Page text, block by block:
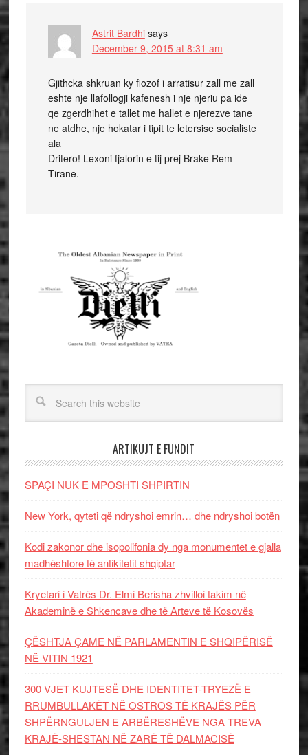
Astrit Bardhi says
December 9, 2015 at 8:31 am
Gjithcka shkruan ky fiozof i arratisur zall me zall
eshte nje llafollogji kafenesh i nje njeriu pa ide
qe zgerdhihet e tallet me hallet e njerezve tane
ne atdhe, nje hokatar i tipit te letersise socialiste
ala
Dritero! Lexoni fjalorin e tij prej Brake Rem
Tirane.
ARTIKUJT E FUNDIT
SPAÇI NUK E MPOSHTI SHPIRTIN
New York, qyteti që ndryshoi emrin… dhe ndryshoi botën
Kodi zakonor dhe isopolifonia dy nga monumentet e gjalla
madhështore të antikitetit shqiptar
Kryetari i Vatrës Dr. Elmi Berisha zhvilloi takim në
Akademinë e Shkencave dhe të Arteve të Kosovës
ÇËSHTJA ÇAME NË PARLAMENTIN E SHQIPËRISË
NË VITIN 1921
300 VJET KUJTESË DHE IDENTITET-TRYEZË E
RRUMBULLAKËT NË OSTROS TË KRAJËS PËR
SHPËRNGULJEN E ARBËRESHËVE NGA TREVA
KRAJË-SHESTAN NË ZARË TË DALMACISË